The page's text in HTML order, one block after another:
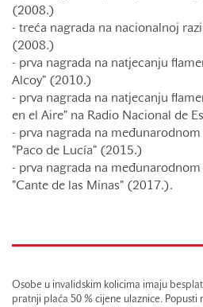
(2008.)
- treća nagrada na nacionalnoj
(2008.)
- prva nagrada na natjecanju
Alcoy" (2010.)
- prva nagrada na natjecanju
en el Aire" na Radio Nacional de
- prva nagrada na
"Paco de Lucía" (2015.)
- prva nagrada na
"Cante de las Minas" (2017.).
Osobe u invalidskim kolicima imaju
pratnji plaća 50 % cijene ulaznice. Popusti